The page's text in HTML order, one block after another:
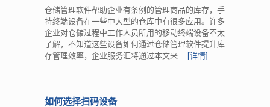
仓储管理软件帮助企业有条例的管理商品的库存，手
持终端设备在一些中大型的仓库中有很多应用。许多
企业对仓储过程中工作人员所用的移动终端设备不太
了解，不知道这些设备如何通过仓储管理软件提升库
存管理效率，企业服务汇将通过本文来... [详情]
如何选择扫码设备